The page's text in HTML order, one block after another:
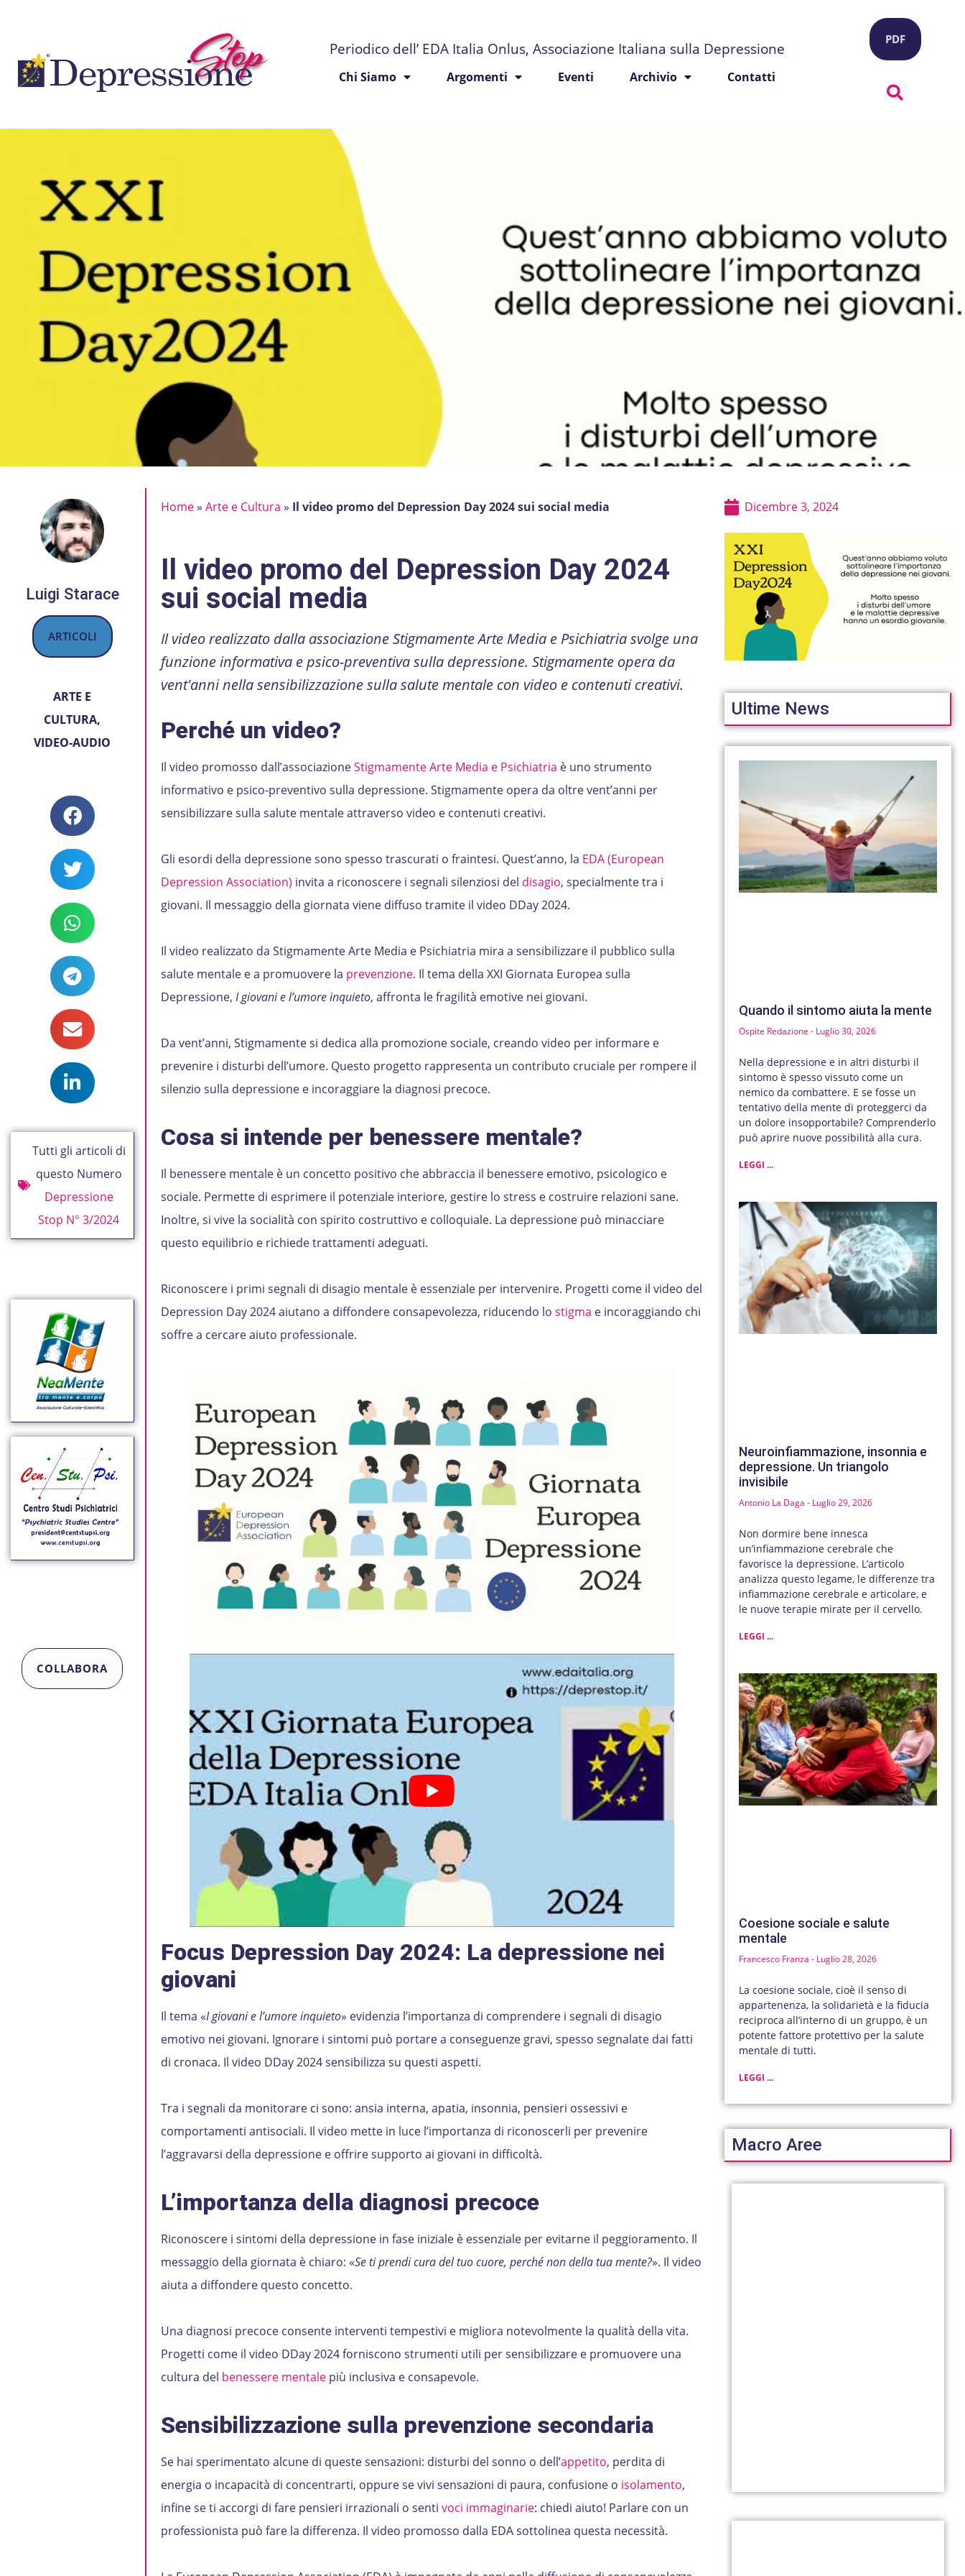
Periodico dell’ EDA Italia Onlus, Associazione Italiana sulla Depressione
Chi Siamo Argomenti Eventi Archivio Contatti
PDF
Luigi Starace
ARTICOLI
ARTE E
CULTURA,
VIDEO-AUDIO
Tutti gli articoli di
questo Numero
Depressione
Stop N° 3/2024
COLLABORA
Home» Arte e Cultura » Il video promo del Depression Day 2024 sui social media
Il video promo del Depression Day 2024
sui social media
Il video realizzato dalla associazione Stigmamente Arte Media e Psichiatria svolge una
funzione informativa e psico-preventiva sulla depressione. Stigmamente opera da
vent'anni nella sensibilizzazione sulla salute mentale con video e contenuti creativi.
Perché un video?
Il video promosso dall’associazioneStigmamente Arte Media e Psichiatria è uno strumento
informativo e psico-preventivo sulla depressione. Stigmamente opera da oltre vent’anni per
sensibilizzare sulla salute mentale attraverso video e contenuti creativi.
Gli esordi della depressione sono spesso trascurati o fraintesi. Quest’anno, la EDA (European
Depression Association) invita a riconoscere i segnali silenziosi del disagio, specialmente tra i
giovani. Il messaggio della giornata viene diffuso tramite il video DDay 2024.
Il video realizzato da Stigmamente Arte Media e Psichiatria mira a sensibilizzare il pubblico sulla
salute mentale e a promuovere la prevenzione. Il tema della XXI Giornata Europea sulla
Depressione, I giovani e l’umore inquieto, affronta le fragilità emotive nei giovani.
Da vent’anni, Stigmamente si dedica alla promozione sociale, creando video per informare e
prevenire i disturbi dell’umore. Questo progetto rappresenta un contributo cruciale per rompere il
silenzio sulla depressione e incoraggiare la diagnosi precoce.
Cosa si intende per benessere mentale?
Il benessere mentale è un concetto positivo che abbraccia il benessere emotivo, psicologico e
sociale. Permette di esprimere il potenziale interiore, gestire lo stress e costruire relazioni sane.
Inoltre, si vive la socialità con spirito costruttivo e colloquiale. La depressione può minacciare
questo equilibrio e richiede trattamenti adeguati.
Riconoscere i primi segnali di disagio mentale è essenziale per intervenire. Progetti come il video del
Depression Day 2024 aiutano a diffondere consapevolezza, riducendo lo stigma e incoraggiando chi
soffre a cercare aiuto professionale.
Focus Depression Day 2024: La depressione nei
giovani
Il tema «I giovani e l’umore inquieto» evidenzia l’importanza di comprendere i segnali di disagio
emotivo nei giovani. Ignorare i sintomi può portare a conseguenze gravi, spesso segnalate dai fatti
di cronaca. Il video DDay 2024 sensibilizza su questi aspetti.
Tra i segnali da monitorare ci sono: ansia interna, apatia, insonnia, pensieri ossessivi e
comportamenti antisociali. Il video mette in luce l’importanza di riconoscerli per prevenire
l’aggravarsi della depressione e offrire supporto ai giovani in difficoltà.
L’importanza della diagnosi precoce
Riconoscere i sintomi della depressione in fase iniziale è essenziale per evitarne il peggioramento. Il
messaggio della giornata è chiaro: «Se ti prendi cura del tuo cuore, perché non della tua mente?». Il video
aiuta a diffondere questo concetto.
Una diagnosi precoce consente interventi tempestivi e migliora notevolmente la qualità della vita.
Progetti come il video DDay 2024 forniscono strumenti utili per sensibilizzare e promuovere una
cultura del benessere mentalepiù inclusiva e consapevole.
Sensibilizzazione sulla prevenzione secondaria
Se hai sperimentato alcune di queste sensazioni: disturbi del sonno o dell’appetito, perdita di
energia o incapacità di concentrarti, oppure se vivi sensazioni di paura, confusione o isolamento,
infine se ti accorgi di fare pensieri irrazionali o senti voci immaginarie: chiedi aiuto! Parlare con un
professionista può fare la differenza. Il video promosso dalla EDA sottolinea questa necessità.
Dicembre 3, 2024
Ultime News
Quando il sintomo aiuta la mente
Ospite Redazione Luglio 30, 2026
Nella depressione e in altri disturbi il
sintomo è spesso vissuto come un
nemico da combattere. E se fosse un
tentativo della mente di proteggerci da
un dolore insopportabile? Comprenderlo
può aprire nuove possibilità alla cura.
LEGGI ...
Neuroinfiammazione, insonnia e
depressione. Un triangolo
invisibile
Antonio La Daga Luglio 29, 2026
Non dormire bene innesca
un’infiammazione cerebrale che
favorisce la depressione. L’articolo
analizza questo legame, le differenze tra
infiammazione cerebrale e articolare, e
le nuove terapie mirate per il cervello.
LEGGI ...
Coesione sociale e salute
mentale
Francesco Franza Luglio 28, 2026
La coesione sociale, cioè il senso di
appartenenza, la solidarietà e la fiducia
reciproca all’interno di un gruppo, è un
potente fattore protettivo per la salute
mentale di tutti.
LEGGI ...
Macro Aree